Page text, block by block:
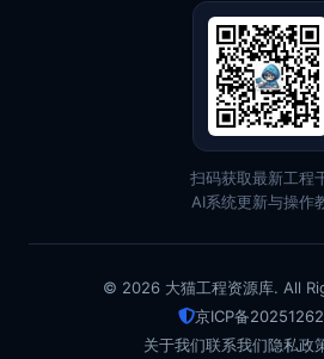
扫码获取最新工程
AI系统更新与操作
© 2026 大猫工程资源库. All
京ICP备
关于我们联系我们隐私政